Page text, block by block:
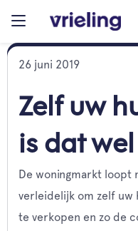
26 juni 2019
Zelf uw
is dat
De woningmarkt loopt
verleidelijk om zelf uw
te verkopen en zo de